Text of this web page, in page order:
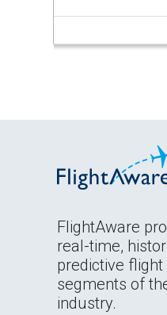
FlightAware
real-time,
predictive
segments of
industry.